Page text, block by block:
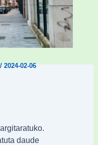
buruzko lehen
2024-02-06
daude